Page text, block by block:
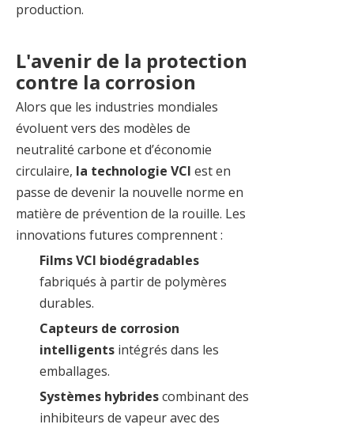
production.
L'avenir de la protection
contre la corrosion
Alors que les industries mondiales
évoluent vers des modèles de
neutralité carbone et d’économie
circulaire, la technologie VCI est en
passe de devenir la nouvelle norme en
matière de prévention de la rouille. Les
innovations futures comprennent :
Films VCI biodégradables
fabriqués à partir de polymères
durables.
Capteurs de corrosion
intelligents intégrés dans les
emballages.
Systèmes hybridescombinant des
inhibiteurs de vapeur avec des